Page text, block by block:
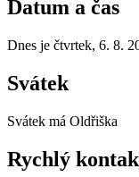
Datum a čas
Dnes je čtvrtek, 6. 8.
Svátek
Svátek má Oldřiška
Rychlý